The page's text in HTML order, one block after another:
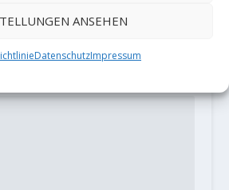
ANSEHEN
DatenschutzImpressum
EINE ANTWORT
Erforderliche Felder